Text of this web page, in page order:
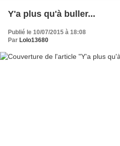
Y'a plus qu'à buller...
Publié le 10/07/2015 à 18:08
Par Lolo13680